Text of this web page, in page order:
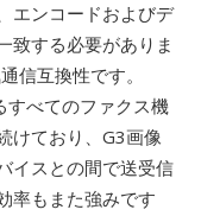
エンコードおよびデ
致する必要がありま
信互換性です。
べてのファクス機
けており、G3画像
イスとの間で送受信
率もまた強みです